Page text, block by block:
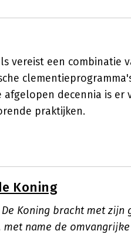
vereist een combinatie
decennia is er
praktijken.
Koning
Koning bracht met
name de